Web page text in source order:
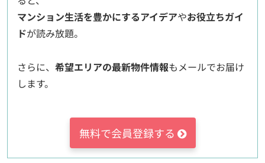
マンション生活を豊かにするアイデアやお役立ちガイ
ドが読み放題。
さらに、 希望エリアの最新物件情報もメールでお届け
します。
無料で会員登録する